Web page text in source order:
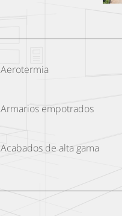
Aerotermia
Armarios empotrados
Acabados de alta gama